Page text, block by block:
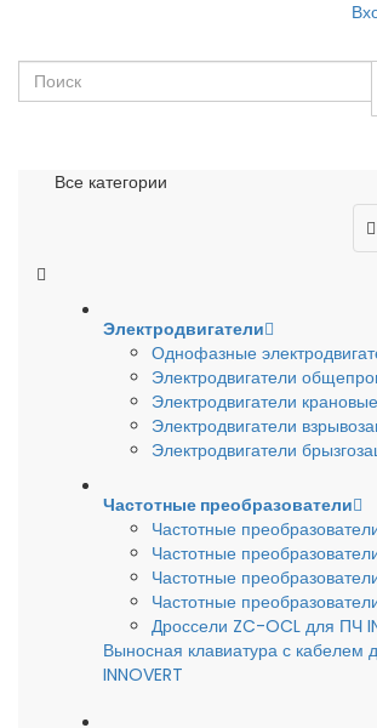
Все категории
Электродвигатели
Однофазные
Электродвигатели
Электродвигатели крановые
Электродвигатели
Электродвигатели
Частотные преобразователи
Частотные
Частотные
Частотные
Частотные
Дроссели ZC-OCL для ПЧ
Выносная клавиатура с кабелем
INNOVERT